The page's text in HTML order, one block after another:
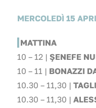
MERCOLEDÌ 15
MATTINA
10 – 12 | ŞENEFE
10 – 11 | BONAZZI
10.30 – 11,30 |
10.30 – 11,30 |